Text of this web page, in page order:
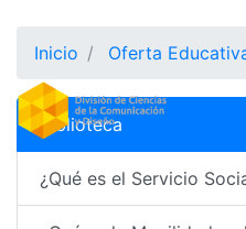
Inicio Oferta
Biblioteca
¿Qué es el Servicio